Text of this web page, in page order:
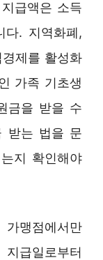
급액은 소득
다. 지역화폐,
제를 활성화
가족 기초생
금을 받을 수
받는 법을 문
지 확인해야
맹점에서만
급일로부터